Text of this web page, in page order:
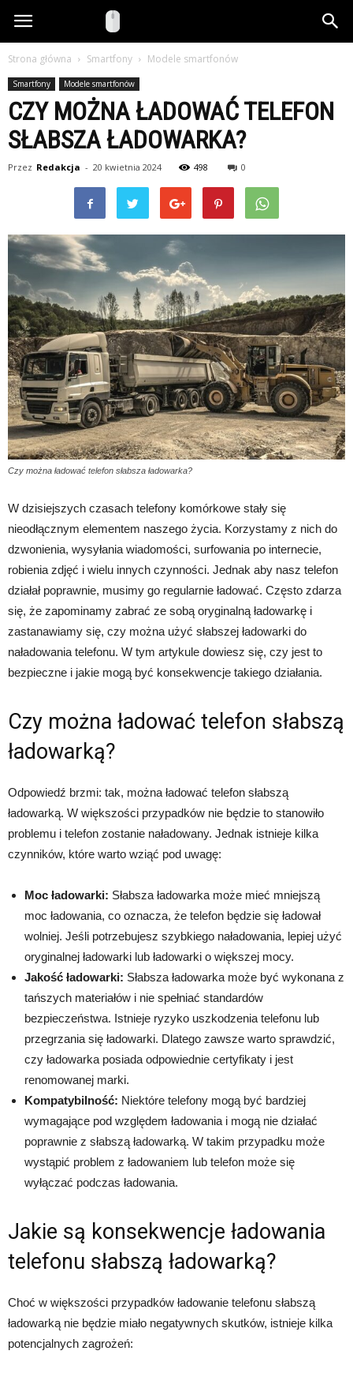
www.comptech.pl
Strona główna Smartfony Modele smartfonów
Smartfony Modele smartfonów
CZY MOŻNA ŁADOWAĆ TELEFON
SŁABSZA ŁADOWARKA?
Przez Redakcja - 20 kwietnia 2024 498 0
Czy można ładować telefon słabsza ładowarka?
W dzisiejszych czasach telefony komórkowe stały się
nieodłącznym elementem naszego życia. Korzystamy z nich do
dzwonienia, wysyłania wiadomości, surfowania po internecie,
robienia zdjęć i wielu innych czynności. Jednak aby nasz telefon
działał poprawnie, musimy go regularnie ładować. Często zdarza
się, że zapominamy zabrać ze sobą oryginalną ładowarkę i
zastanawiamy się, czy można użyć słabszej ładowarki do
naładowania telefonu. W tym artykule dowiesz się, czy jest to
bezpieczne i jakie mogą być konsekwencje takiego działania.
Czy można ładować telefon słabszą
ładowarką?
Odpowiedź brzmi: tak, można ładować telefon słabszą
ładowarką. W większości przypadków nie będzie to stanowiło
problemu i telefon zostanie naładowany. Jednak istnieje kilka
czynników, które warto wziąć pod uwagę:
Moc ładowarki: Słabsza ładowarka może mieć mniejszą
moc ładowania, co oznacza, że telefon będzie się ładował
wolniej. Jeśli potrzebujesz szybkiego naładowania, lepiej użyć
oryginalnej ładowarki lub ładowarki o większej mocy.
Jakość ładowarki: Słabsza ładowarka może być wykonana z
tańszych materiałów i nie spełniać standardów
bezpieczeństwa. Istnieje ryzyko uszkodzenia telefonu lub
przegrzania się ładowarki. Dlatego zawsze warto sprawdzić,
czy ładowarka posiada odpowiednie certyfikaty i jest
renomowanej marki.
Kompatybilność: Niektóre telefony mogą być bardziej
wymagające pod względem ładowania i mogą nie działać
poprawnie z słabszą ładowarką. W takim przypadku może
wystąpić problem z ładowaniem lub telefon może się
wyłączać podczas ładowania.
Jakie są konsekwencje ładowania
telefonu słabszą ładowarką?
Choć w większości przypadków ładowanie telefonu słabszą
ładowarką nie będzie miało negatywnych skutków, istnieje kilka
potencjalnych zagrożeń: